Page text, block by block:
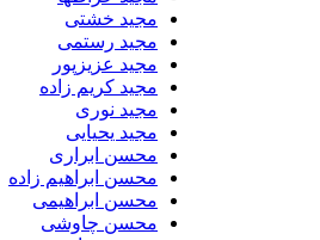
مجید خشتی
مجید رستمی
مجید عزیزپور
مجید کریم زاده
مجید نوری
مجید یحیایی
محسن ابراری
محسن ابراهیم زاده
محسن ابراهیمی
محسن چاوشی